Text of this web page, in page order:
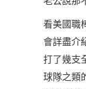
看美國職
會詳盡介
打了幾支
球隊之類